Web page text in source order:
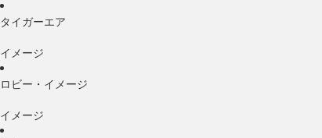
タイガーエア
イメージ
ロビー・イメージ
イメージ